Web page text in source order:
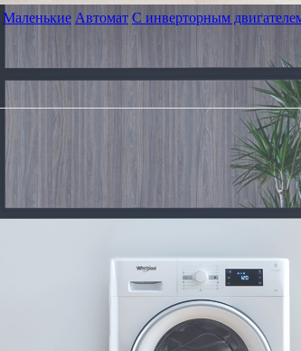
Маленькие Автомат С инверторным